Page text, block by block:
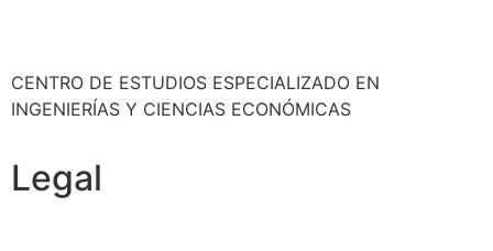
CENTRO DE ESTUDIOS ESPECIALIZADO EN
INGENIERÍAS Y CIENCIAS ECONÓMICAS
Legal